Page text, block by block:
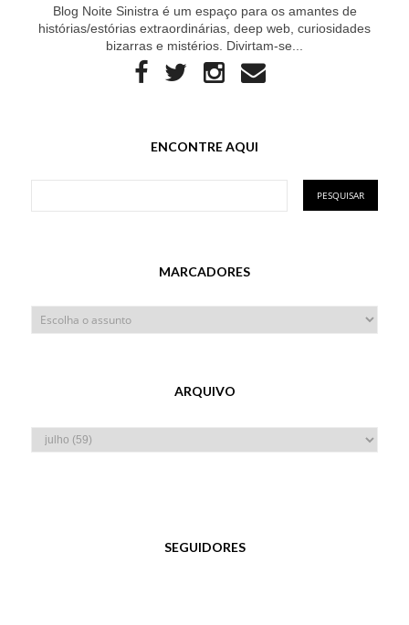
Blog Noite Sinistra é um espaço para os amantes de
histórias/estórias extraordinárias, deep web, curiosidades
bizarras e mistérios. Divirtam-se...
ENCONTRE AQUI
MARCADORES
ARQUIVO
SEGUIDORES